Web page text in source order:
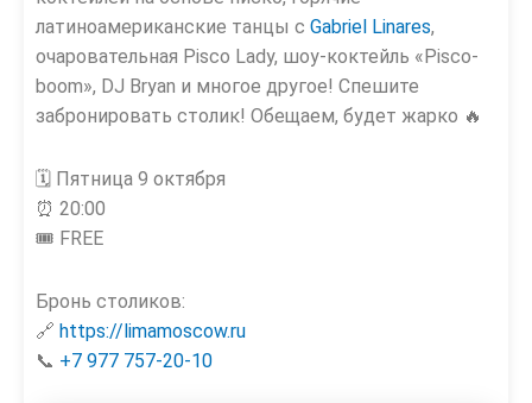
латиноамериканские танцы с Gabriel Linares,
очаровательная Pisco Lady, шоу-коктейль «Pisco-
boom», DJ Bryan и многое другое! Спешите
забронировать столик! Обещаем, будет жарко 🔥
🗓 Пятница 9 октября
⏰ 20:00
🎟 FREE
Бронь столиков:
🔗 https://limamoscow.ru
📞 +7 977 757-20-10